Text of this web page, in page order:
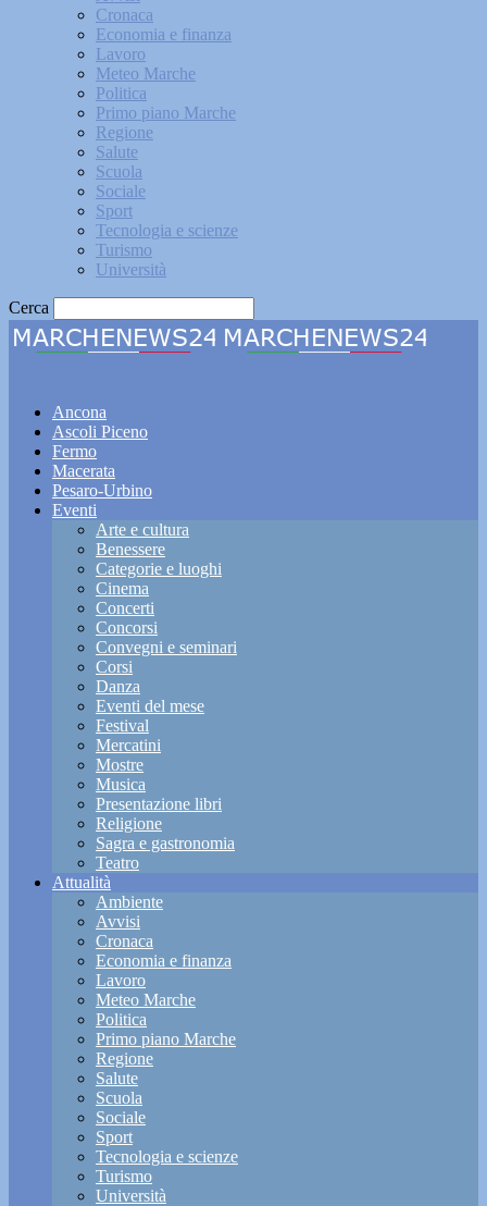
Cronaca
Economia e finanza
Lavoro
Meteo Marche
Politica
Primo piano Marche
Regione
Salute
Scuola
Sociale
Sport
Tecnologia e scienze
Turismo
Università
Cerca
Ancona
Ascoli Piceno
Fermo
Macerata
Pesaro-Urbino
Eventi
Arte e cultura
Benessere
Categorie e luoghi
Cinema
Concerti
Concorsi
Convegni e seminari
Corsi
Danza
Eventi del mese
Festival
Mercatini
Mostre
Musica
Presentazione libri
Religione
Sagra e gastronomia
Teatro
Attualità
Ambiente
Avvisi
Cronaca
Economia e finanza
Lavoro
Meteo Marche
Politica
Primo piano Marche
Regione
Salute
Scuola
Sociale
Sport
Tecnologia e scienze
Turismo
Università